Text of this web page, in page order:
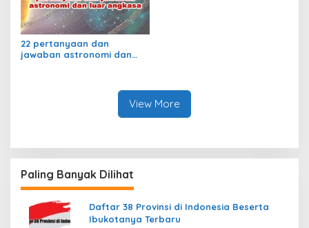
22 pertanyaan dan
jawaban astronomi dan
View More
Paling Banyak Dilihat
Daftar 38 Provinsi di Indonesia Beserta
Ibukotanya Terbaru